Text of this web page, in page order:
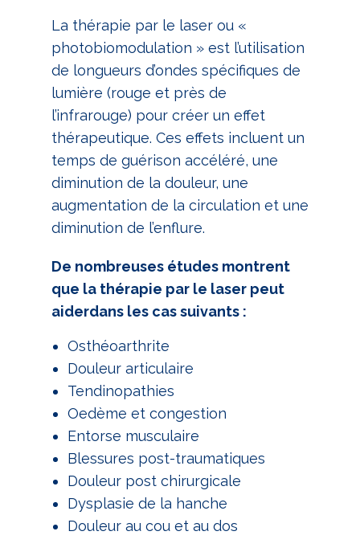
La thérapie par le laser ou «
photobiomodulation » est l’utilisation
de longueurs d’ondes spécifiques de
lumière (rouge et près de
l’infrarouge) pour créer un effet
thérapeutique. Ces effets incluent un
temps de guérison accéléré, une
diminution de la douleur, une
augmentation de la circulation et une
diminution de l’enflure.
De nombreuses études montrent
que la thérapie par le laser peut
aiderdans les cas suivants :
Osthéoarthrite
Douleur articulaire
Tendinopathies
Oedème et congestion
Entorse musculaire
Blessures post-traumatiques
Douleur post chirurgicale
Dysplasie de la hanche
Douleur au cou et au dos